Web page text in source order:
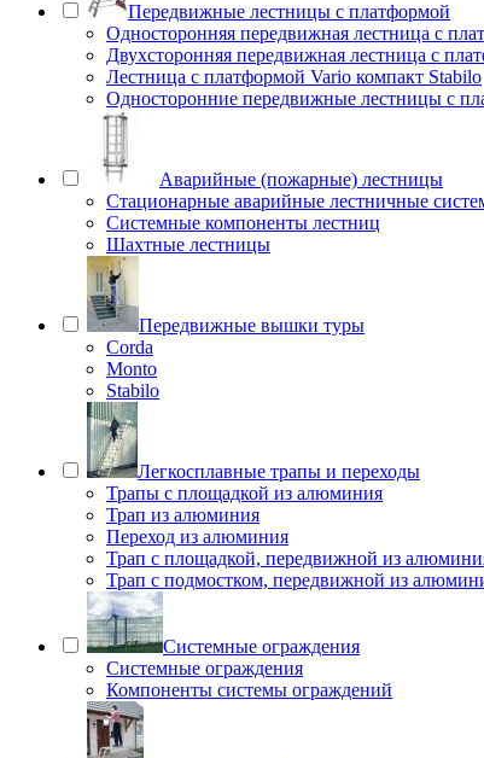
Передвижные лестницы с платформой
Односторонняя передвижная лестница с
Двухсторонняя передвижная лестница с
Лестница с платформой Vario компакт Stabilo
Односторонние передвижные лестницы с
Аварийные (пожарные) лестницы
Стационарные аварийные лестничные
Системные компоненты лестниц
Шахтные лестницы
Передвижные вышки туры
Corda
Monto
Stabilo
Легкосплавные трапы и переходы
Трапы с площадкой из алюминия
Трап из алюминия
Переход из алюминия
Трап с площадкой, передвижной из
Трап с подмостком, передвижной из
Системные ограждения
Системные ограждения
Компоненты системы ограждений